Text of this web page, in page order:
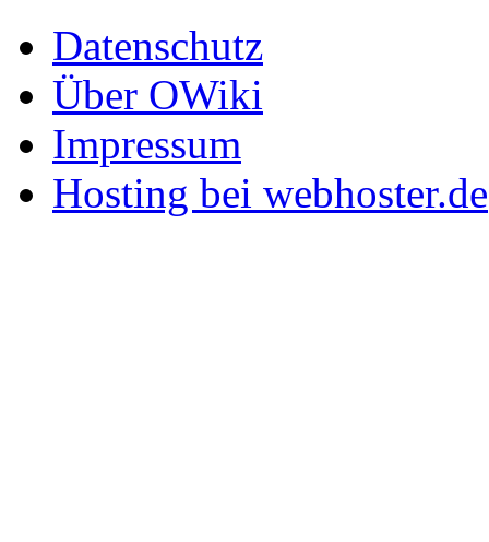
Datenschutz
Über OWiki
Impressum
Hosting bei webhoster.de